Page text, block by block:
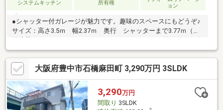
システムキッチン 所有権
ョン
●シャッター付ガレージが魅力です。趣味のスペースにもどうぞ♪
サイズ：高さ3.5ｍ 幅2.37ｍ 奥行 シャッターまで3.77ｍ（敷
入可能です。●平成8年5月建築 鉄骨造のテラスハウス●土地面積
79.34㎡（24.00坪）●全居室6帖以上で広々とした間取りです●約
10年前に屋根・外壁塗装実施●柴原阪大前駅 徒歩5分●周辺生活
施設充実●桜井谷小学校＆第二中学校
大阪府豊中市石橋麻田町 3,290万円 3SLDK
3,290万円
間取り 3SLDK